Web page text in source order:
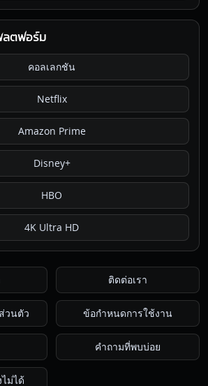
ลตฟอร์ม
คอลเลกชัน
Netflix
Amazon Prime
Disney+
HBO
4K Ultra HD
ติดต่อเรา
วนตัว ข้อกำหนดการใช้งาน
คำถามที่พบบ่อย
ม่ได้